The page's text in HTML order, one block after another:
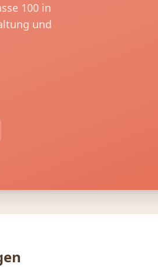
100 in
und